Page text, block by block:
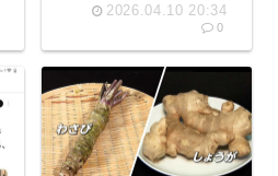
2026.04.10 20:34
0